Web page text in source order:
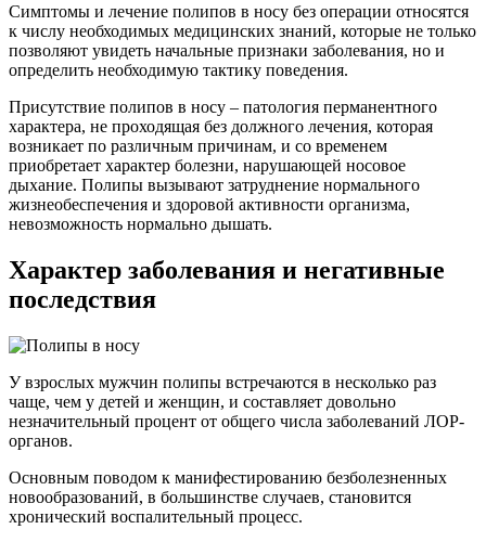
Симптомы и лечение полипов в носу без операции относятся
к числу необходимых медицинских знаний, которые не только
позволяют увидеть начальные признаки заболевания, но и
определить необходимую тактику поведения.
Присутствие полипов в носу – патология перманентного
характера, не проходящая без должного лечения, которая
возникает по различным причинам, и со временем
приобретает характер болезни, нарушающей носовое
дыхание. Полипы вызывают затруднение нормального
жизнеобеспечения и здоровой активности организма,
невозможность нормально дышать.
Характер заболевания и негативные
последствия
У взрослых мужчин полипы встречаются в несколько раз
чаще, чем у детей и женщин, и составляет довольно
незначительный процент от общего числа заболеваний ЛОР-
органов.
Основным поводом к манифестированию безболезненных
новообразований, в большинстве случаев, становится
хронический воспалительный процесс.